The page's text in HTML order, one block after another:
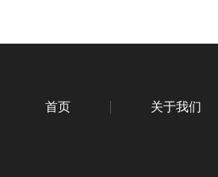
首页 关于我们